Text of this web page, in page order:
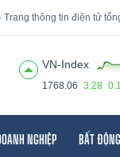
Trang thông tin điện tử
VN-Index
1768.06 3.28
NGHIỆP BẤT